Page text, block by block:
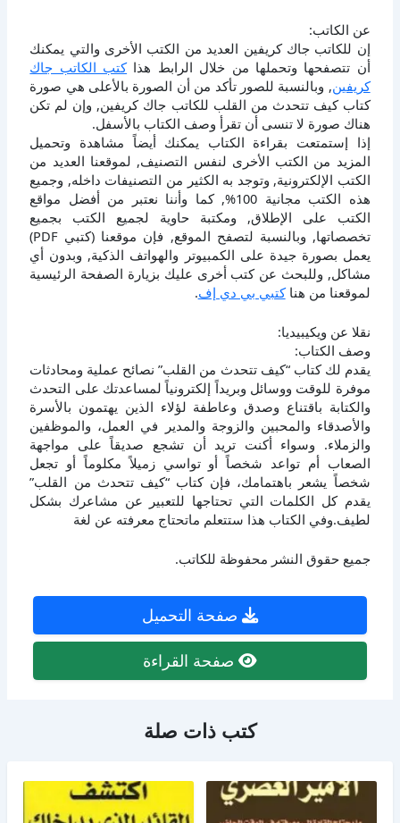
عن الكاتب:
إن للكاتب جاك كريفين العديد من الكتب الأخرى والتي يمكنك
أن تتصفحها وتحملها من خلال الرابط هذاكتب الكاتب جاك
كريفين, وبالنسبة للصور تأكد من أن الصورة بالأعلى هي صورة
كتاب كيف تتحدث من القلب للكاتب جاك كريفين, وإن لم تكن
هناك صورة لا تنسى أن تقرأ وصف الكتاب بالأسفل.
إذا إستمتعت بقراءة الكتاب يمكنك أيضاً مشاهدة وتحميل
المزيد من الكتب الأخرى لنفس التصنيف, لموقعنا العديد من
الكتب الإلكترونية, وتوجد به الكثير من التصنيفات داخله, وجميع
هذه الكتب مجانية 100%, كما وأننا نعتبر من أفضل مواقع
الكتب على الإطلاق, ومكتبة حاوية لجميع الكتب بجميع
تخصصاتها, وبالنسبة لتصفح الموقع, فإن موقعنا (كتبي PDF)
يعمل بصورة جيدة على الكمبيوتر والهواتف الذكية, وبدون أي
مشاكل, وللبحث عن كتب أخرى عليك بزيارة الصفحة الرئيسية
لموقعنا من هناكتبي بي دي إف.
نقلا عن ويكيبيديا:
وصف الكتاب:
يقدم لك كتاب “كيف تتحدث من القلب” نصائح عملية ومحادثات
موفرة للوقت ووسائل وبريداً إلكترونياً لمساعدتك على التحدث
والكتابة باقتناع وصدق وعاطفة لؤلاء الذين يهتمون بالأسرة
والأصدقاء والمحبين والزوجة والمدير في العمل، والموظفين
والزملاء. وسواء أكنت تريد أن تشجع صديقاً على مواجهة
الصعاب أم تواعد شخصاً أو تواسي زميلاً مكلوماً أو تجعل
شخصاً يشعر باهتمامك، فإن كتاب “كيف تتحدث من القلب”
يقدم كل الكلمات التي تحتاجها للتعبير عن مشاعرك بشكل
لطيف.وفي الكتاب هذا ستتعلم ماتحتاج معرفته عن لغة
جميع حقوق النشر محفوظة للكاتب.
صفحة التحميل
صفحة القراءة
كتب ذات صلة